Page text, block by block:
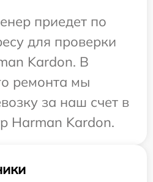
приедет по
для проверки
Kardon. В
ремонта мы
за наш счет в
Harman Kardon.